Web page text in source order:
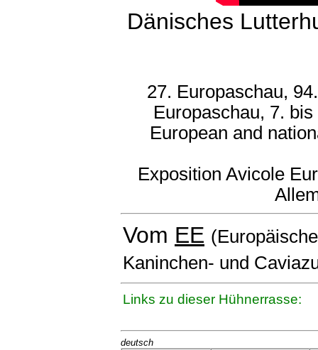
Dänisches
27. Europaschau,
Europaschau, 7.
European and
Exposition Avicole
Vom EE
Kaninchen- und
Links zu dieser Hühnerrasse:
deutsch